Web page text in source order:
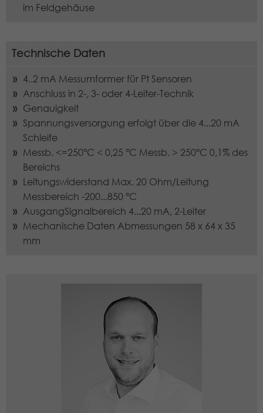
im Feldgehäuse
Technische Daten
4..2 mA Messumformer für Pt Sensoren
Anschluss in 2-, 3- oder 4-Leiter-Technik
Genauigkeit
Spannungsversorgung erfolgt über die 4...20 mA
Schleife
Messb. <=250°C < 0,25 °C Messb. > 250°C 0,1% des
Bereichs
Leitungswiderstand Max. 20 Ohm/Leitung
Messbereich -200...850 °C
AusgangSignalbereich 4...20 mA, 2-Leiter
Mechanische Daten Abmessungen 58 x 64 x 35
mm
Laufzeit 1 Jahr
Zweck
Enthält die gewählten Cookie-
Einstellungen.
verfolgen. Die Cookies speichern
eine randoly generierte Nummer zu,
um eindeutige Besucher zu
Name _gid
Anbieter
Laufzeit 1 Tag
Dieses Cookie wird von Google
darüber, wie es der Website geht. Die
erhobenen Daten umfassen die
Anzahl der Besucher, die Quelle, aus
der sie stammen, und die Seiten in
anonymisierter Form.
_dc_gtm_UA-97725298-1